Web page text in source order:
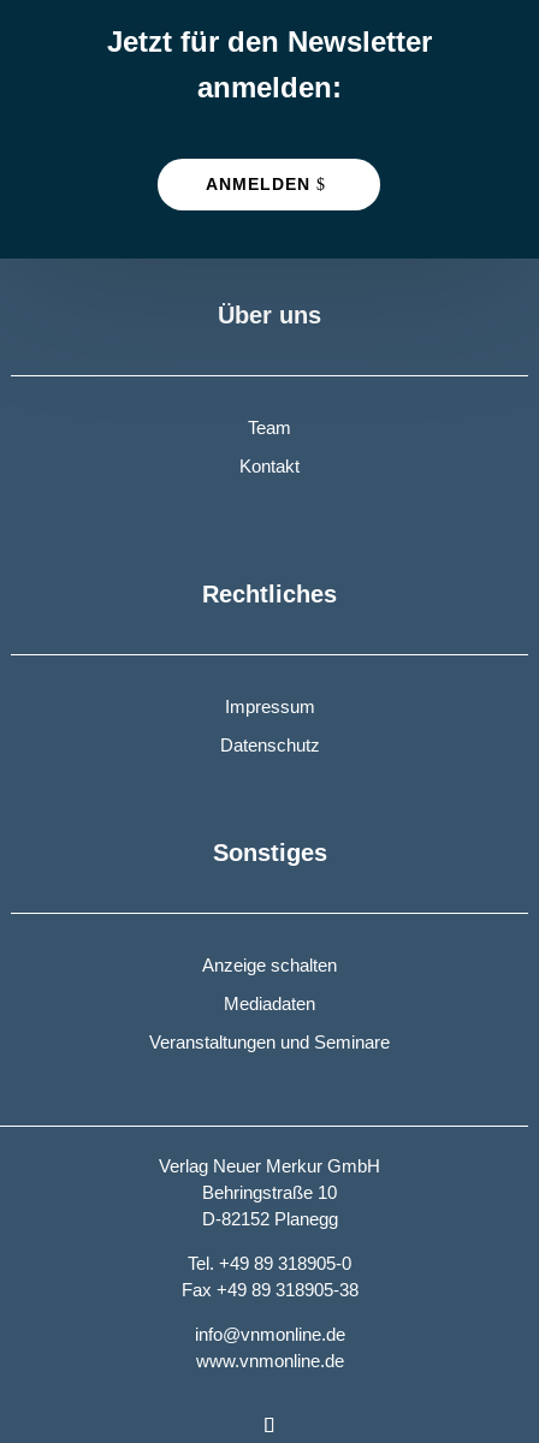
Jetzt für den Newsletter
anmelden:
ANMELDEN
Über uns
Team
Kontakt
Rechtliches
Impressum
Datenschutz
Sonstiges
Anzeige schalten
Mediadaten
Veranstaltungen und Seminare
Verlag Neuer Merkur GmbH
Behringstraße 10
D-82152 Planegg
Tel. +49 89 318905-0
Fax +49 89 318905-38
info@vnmonline.de
www.vnmonline.de